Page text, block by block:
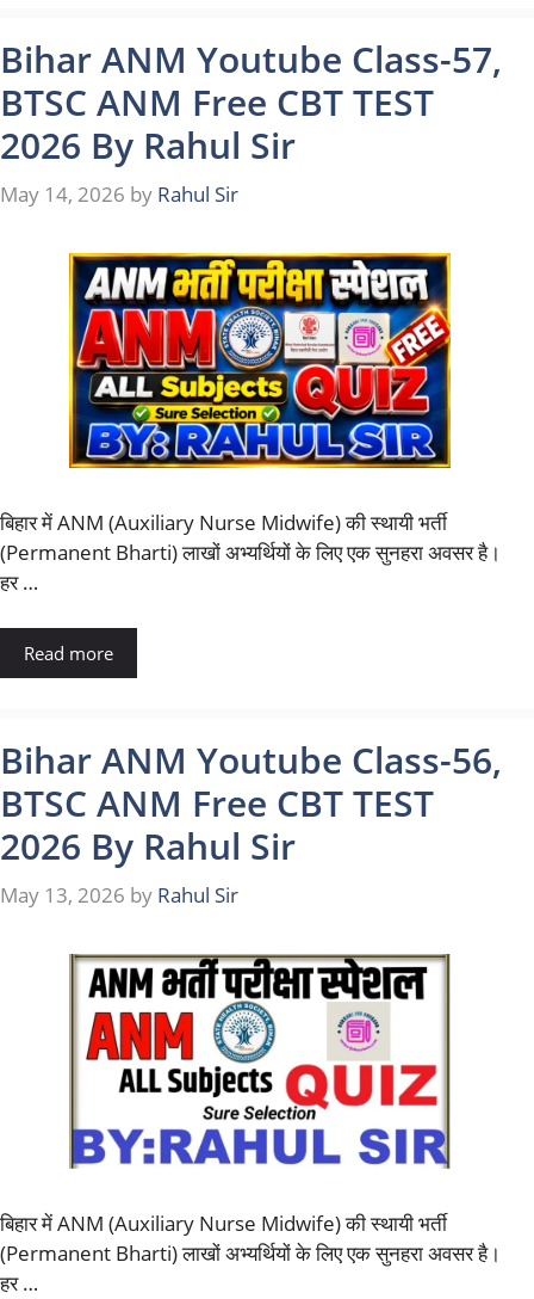
Bihar ANM Youtube Class-57,
BTSC ANM Free CBT TEST
2026 By Rahul Sir
May 14, 2026 by Rahul Sir
बिहार में ANM (Auxiliary Nurse Midwife) की स्थायी भर्ती
(Permanent Bharti) लाखों अभ्यर्थियों के लिए एक सुनहरा अवसर है।
हर …
Read more
Bihar ANM Youtube Class-56,
BTSC ANM Free CBT TEST
2026 By Rahul Sir
May 13, 2026 by Rahul Sir
बिहार में ANM (Auxiliary Nurse Midwife) की स्थायी भर्ती
(Permanent Bharti) लाखों अभ्यर्थियों के लिए एक सुनहरा अवसर है।
हर …